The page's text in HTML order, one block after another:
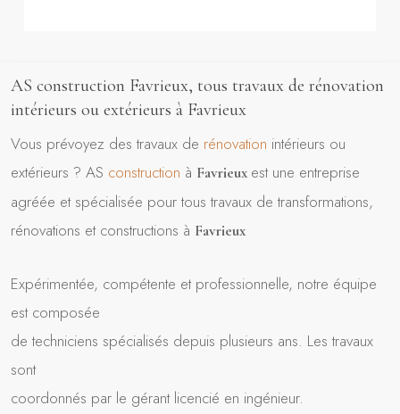
AS construction Favrieux, tous travaux de rénovation
intérieurs ou extérieurs à Favrieux
Vous prévoyez des travaux de rénovation intérieurs ou
extérieurs ? AS construction à Favrieux est une entreprise
agréée et spécialisée pour tous travaux de transformations,
rénovations et constructions à Favrieux
Expérimentée, compétente et professionnelle, notre équipe
est composée
de techniciens spécialisés depuis plusieurs ans. Les travaux
sont
coordonnés par le gérant licencié en ingénieur.